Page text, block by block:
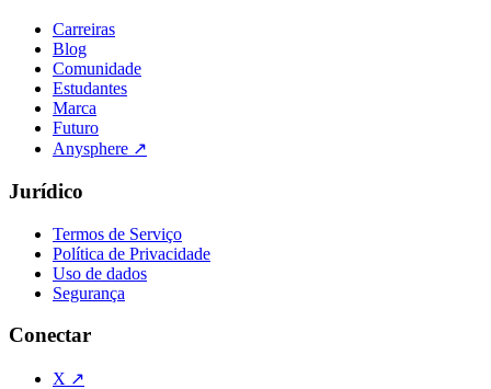
Carreiras
Blog
Comunidade
Estudantes
Marca
Futuro
Anysphere ↗
Jurídico
Termos de Serviço
Política de Privacidade
Uso de dados
Segurança
Conectar
X ↗